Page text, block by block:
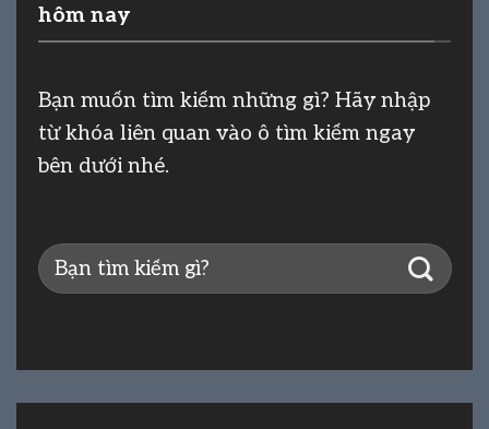
hôm nay
Bạn muốn tìm kiếm những gì? Hãy nhập
từ khóa liên quan vào ô tìm kiếm ngay
bên dưới nhé.